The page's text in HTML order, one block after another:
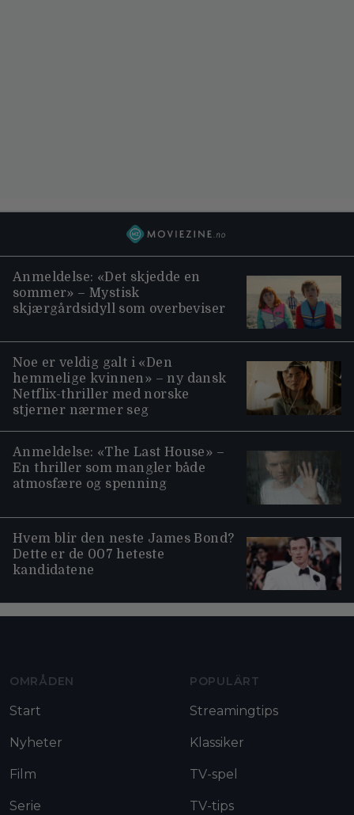
Anmeldelse: «Det skjedde en
sommer» – Mystisk
skjærgårdsidyll som overbeviser
Noe er veldig galt i «Den
hemmelige kvinnen» – ny dansk
Netflix-thriller med norske
stjerner nærmer seg
Anmeldelse: «The Last House» –
En thriller som mangler både
atmosfære og spenning
Hvem blir den neste James Bond?
Dette er de 007 heteste
kandidatene
OMRÅDEN
Start
Nyheter
Film
Serie
POPULÄRT
Streamingtips
Klassiker
TV-spel
TV-tips